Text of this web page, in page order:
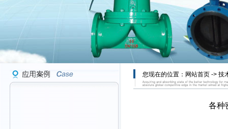
您现在的位置： 网站首页 -> 技
各种